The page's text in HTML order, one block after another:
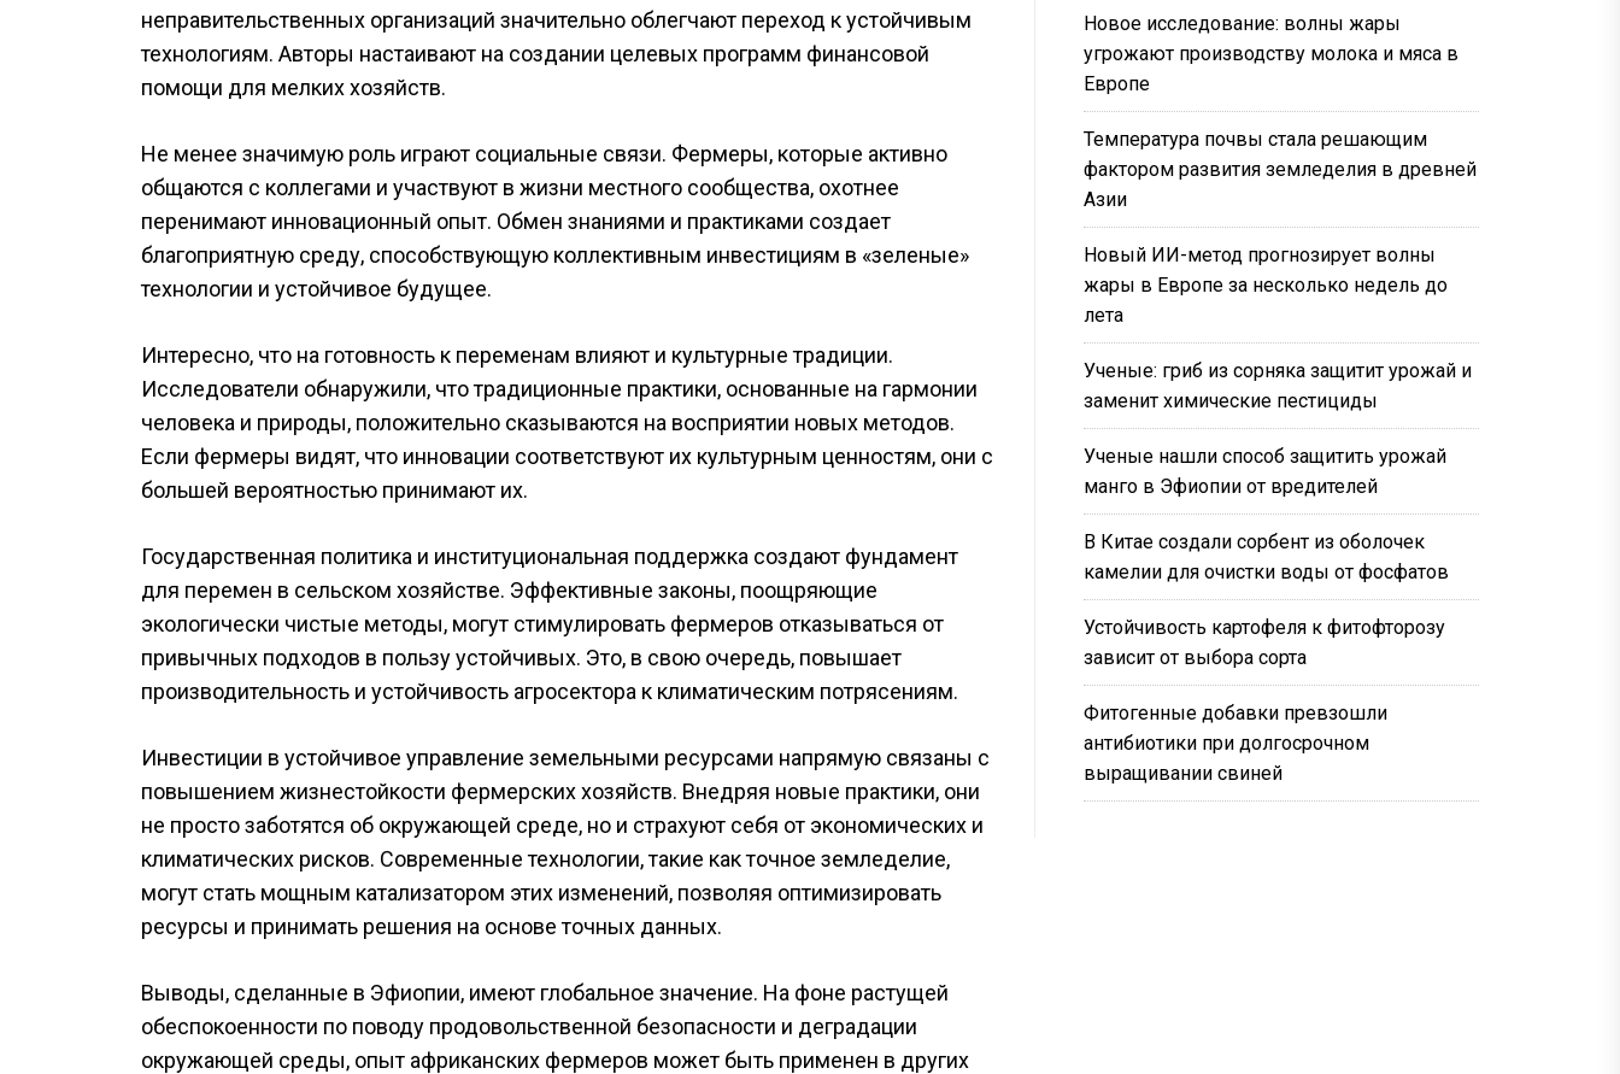
неправительственных организаций значительно облегчают переход к устойчивым
технологиям. Авторы настаивают на создании целевых программ финансовой
помощи для мелких хозяйств.
Не менее значимую роль играют социальные связи. Фермеры, которые активно
общаются с коллегами и участвуют в жизни местного сообщества, охотнее
перенимают инновационный опыт. Обмен знаниями и практиками создает
благоприятную среду, способствующую коллективным инвестициям в «зеленые»
технологии и устойчивое будущее.
Интересно, что на готовность к переменам влияют и культурные традиции.
Исследователи обнаружили, что традиционные практики, основанные на гармонии
человека и природы, положительно сказываются на восприятии новых методов.
Если фермеры видят, что инновации соответствуют их культурным ценностям, они с
большей вероятностью принимают их.
Государственная политика и институциональная поддержка создают фундамент
для перемен в сельском хозяйстве. Эффективные законы, поощряющие
экологически чистые методы, могут стимулировать фермеров отказываться от
привычных подходов в пользу устойчивых. Это, в свою очередь, повышает
производительность и устойчивость агросектора к климатическим потрясениям.
Инвестиции в устойчивое управление земельными ресурсами напрямую связаны с
повышением жизнестойкости фермерских хозяйств. Внедряя новые практики, они
не просто заботятся об окружающей среде, но и страхуют себя от экономических и
климатических рисков. Современные технологии, такие как точное земледелие,
могут стать мощным катализатором этих изменений, позволяя оптимизировать
ресурсы и принимать решения на основе точных данных.
Выводы, сделанные в Эфиопии, имеют глобальное значение. На фоне растущей
обеспокоенности по поводу продовольственной безопасности и деградации
окружающей среды, опыт африканских фермеров может быть применен в других
Новое исследование: волны жары
угрожают производству молока и мяса в
Европе
Температура почвы стала решающим
фактором развития земледелия в древней
Азии
Новый ИИ-метод прогнозирует волны
жары в Европе за несколько недель до
лета
Ученые: гриб из сорняка защитит урожай и
заменит химические пестициды
Ученые нашли способ защитить урожай
манго в Эфиопии от вредителей
В Китае создали сорбент из оболочек
камелии для очистки воды от фосфатов
Устойчивость картофеля к фитофторозу
зависит от выбора сорта
Фитогенные добавки превзошли
антибиотики при долгосрочном
выращивании свиней